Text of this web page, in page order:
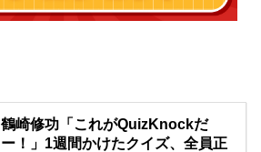
鶴崎修功「これがQuizKnockだ
ー！」1週間かけたクイズ、全員正